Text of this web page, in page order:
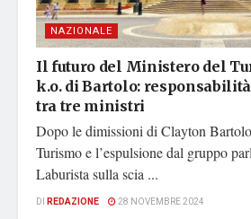
NAZIONALE
Il futuro del Ministero del
k.o. di Bartolo:
tra tre ministri
Dopo le dimissioni di Clayton
Turismo e l’espulsione dal gruppo
Laburista sulla scia ...
DI REDAZIONE 28 NOVEMBRE 2024